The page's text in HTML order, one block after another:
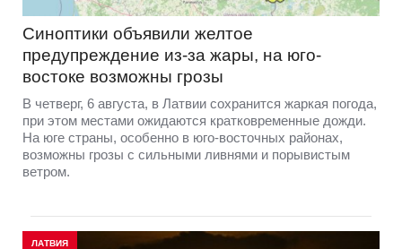
Синоптики объявили желтое
предупреждение из-за жары, на юго-
востоке возможны грозы
В четверг, 6 августа, в Латвии сохранится жаркая погода,
при этом местами ожидаются кратковременные дожди.
На юге страны, особенно в юго-восточных районах,
возможны грозы с сильными ливнями и порывистым
ветром.
ЛАТВИЯ